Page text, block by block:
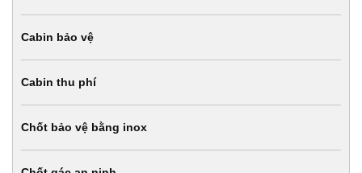
Cabin bảo vệ
Cabin thu phí
Chốt bảo vệ bằng inox